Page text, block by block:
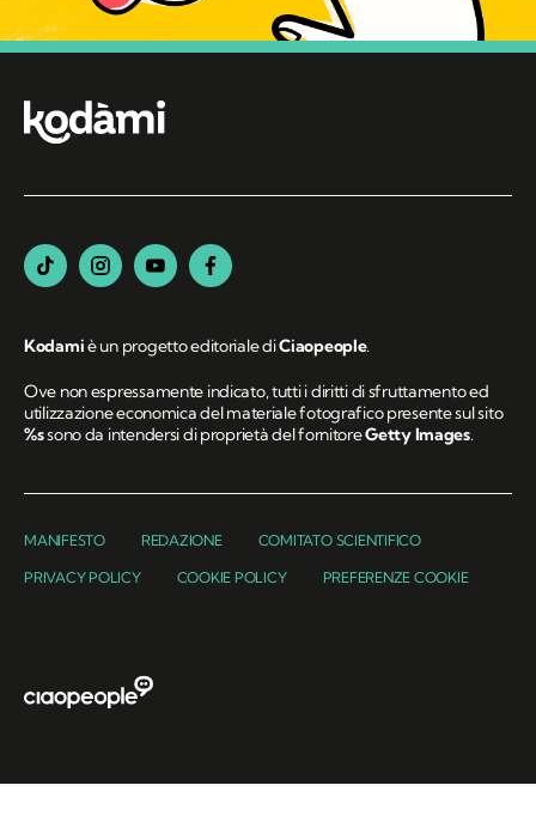
Kodamiè un progetto editoriale diCiaopeople.
Ove non espressamente indicato, tutti i diritti di sfruttamento ed
utilizzazione economica del materiale fotografico presente sul sito
%ssono da intendersi di proprietà del fornitoreGetty Images.
MANIFESTO REDAZIONE COMITATO SCIENTIFICO
PRIVACY POLICY COOKIE POLICY PREFERENZE COOKIE